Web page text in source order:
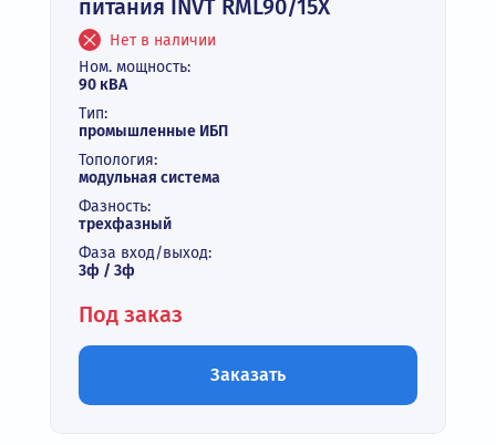
питания INVT RML90/15X
Нет в наличии
Ном. мощность:
90 кВА
Тип:
промышленные ИБП
Топология:
модульная система
Фазность:
трехфазный
Фаза вход/выход:
3ф / 3ф
Под заказ
Заказать